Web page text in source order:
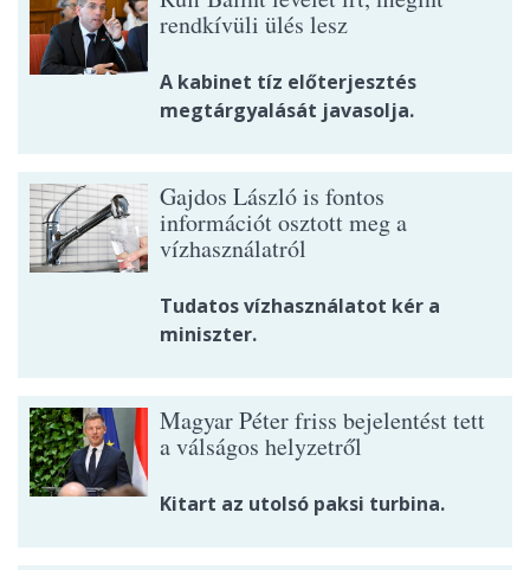
rendkívüli ülés lesz
A kabinet tíz előterjesztés
megtárgyalását javasolja.
Gajdos László is fontos
információt osztott meg a
vízhasználatról
Tudatos vízhasználatot kér a
miniszter.
Magyar Péter friss bejelentést tett
a válságos helyzetről
Kitart az utolsó paksi turbina.